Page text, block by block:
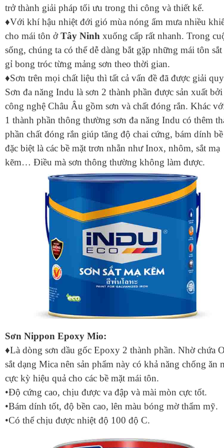
trở thành giải pháp tối ưu trong thi công và thiết kế.
♦Với khí hậu nhiệt đới gió mùa nóng ẩm mưa nhiều
cho mái tôn ởTây Ninh xuống cấp rất nhanh. Trong
sống, chúng ta có thể dễ dàng bắt gặp những mái tôn sắt
gỉ bong tróc từng mảng sơn theo thời gian.
♦Sơn trên mọi chất liệu thì tất cả vấn đề đã được giải
Sơn đa năng Indu là sơn 2 thành phần được sản xuất bởi
công nghệ Châu Âu gồm sơn và chất đóng rắn. Khác
1 thành phần thông thường sơn đa năng Indu có thêm
phần chất đóng rắn giúp tăng độ chai cứng, bám dính
đặc biệt là các bề mặt trơn nhẵn như Inox, nhôm, sắt mạ
kẽm… Điều mà sơn thông thường không làm được.
Sơn Nippon Epoxy Mio:
♦Là dòng sơn dầu gốc Epoxy 2 thành phần. Nhờ chứa
sắt dạng Mica nên sản phẩm này có khả năng chống ăn
cực kỳ hiệu quả cho các bề mặt mái tôn.
•Độ cứng cao, chịu được va đập và mài mòn cực tốt.
•Bám dính tốt, độ bền cao, lên màu bóng mờ thẩm mỹ.
•Có thể chịu được nhiệt độ 100 độ C.